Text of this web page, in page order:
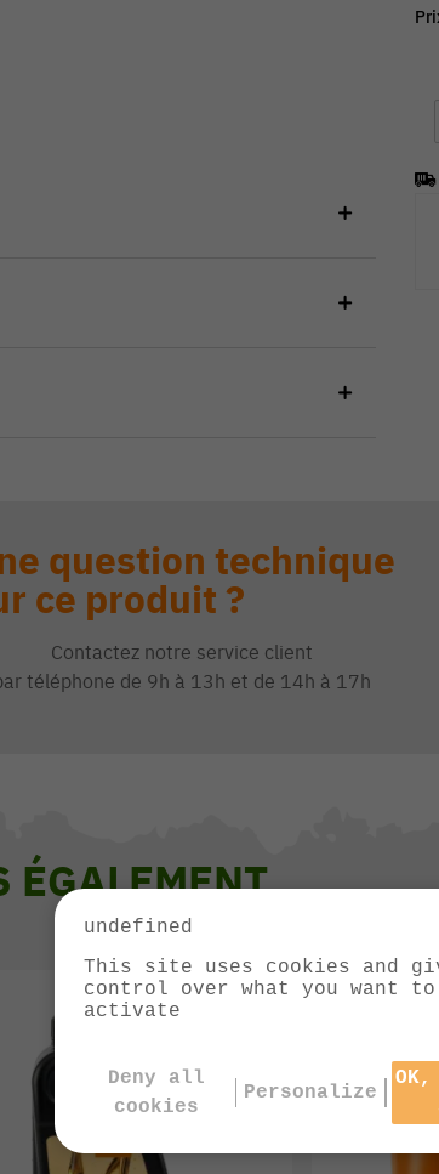
question technique
ce produit ?
Contactez notre service client
téléphone de 9h à 13h et de 14h à 17h
ÉGALEMENT
undefined
This site uses cookies and
control over what you want to
activate
Deny all
cookies
Personalize